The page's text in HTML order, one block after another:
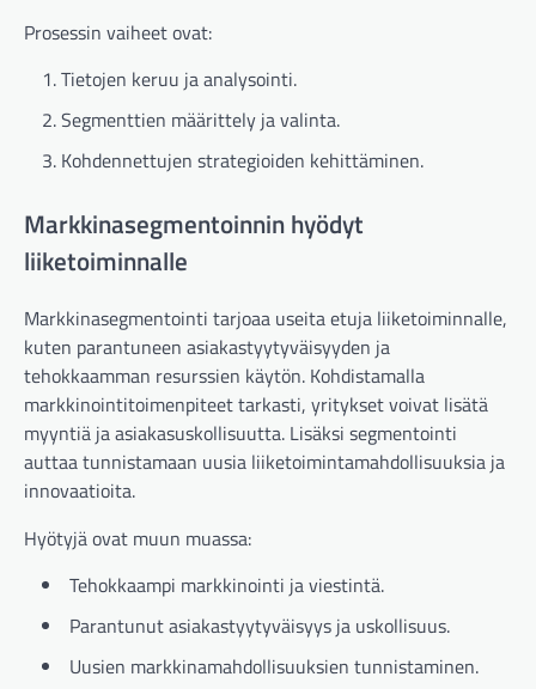
Prosessin vaiheet ovat:
Tietojen keruu ja analysointi.
Segmenttien määrittely ja valinta.
Kohdennettujen strategioiden kehittäminen.
Markkinasegmentoinnin hyödyt
liiketoiminnalle
Markkinasegmentointi tarjoaa useita etuja liiketoiminnalle,
kuten parantuneen asiakastyytyväisyyden ja
tehokkaamman resurssien käytön. Kohdistamalla
markkinointitoimenpiteet tarkasti, yritykset voivat lisätä
myyntiä ja asiakasuskollisuutta. Lisäksi segmentointi
auttaa tunnistamaan uusia liiketoimintamahdollisuuksia ja
innovaatioita.
Hyötyjä ovat muun muassa:
Tehokkaampi markkinointi ja viestintä.
Parantunut asiakastyytyväisyys ja uskollisuus.
Uusien markkinamahdollisuuksien tunnistaminen.